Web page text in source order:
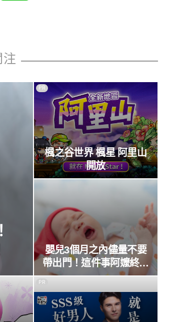
楓之谷世界 楓星 阿里山
開放
PR
嬰兒3個月之內儘量不要
帶出門！這件事阿嬤終於
沒說錯
PR